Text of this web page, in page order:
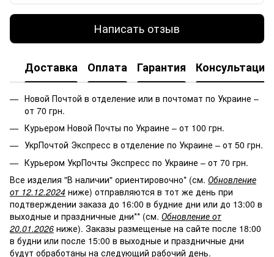
Написать отзыв
Доставка Оплата Гарантия Консультация
Новой Почтой в отделение или в почтомат по Украине –
от 70 грн.
Курьером Новой Почты по Украине – от 100 грн.
УкрПочтой Экспресс в отделение по Украине – от 50 грн.
Курьером УкрПочты Экспресс по Украине – от 70 грн.
Все изделия "В наличии" ориентировочно* (см. Обновление
от 12.12.2024 ниже) отправляются в тот же день при
подтверждении заказа до 16:00 в будние дни или до 13:00 в
выходные и праздничные дни** (см. Обновление от
20.01.2026 ниже). Заказы размещеные на сайте после 18:00
в будни или после 15:00 в выходные и праздничные дни
будут обработаны на следующий рабочий день.